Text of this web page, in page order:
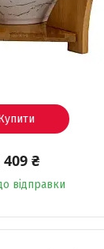
409 ₴
відправки